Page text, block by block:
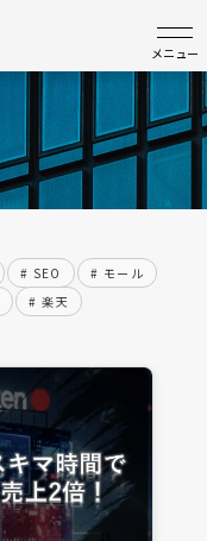
メニュー
# SEO
# モール
# 楽天